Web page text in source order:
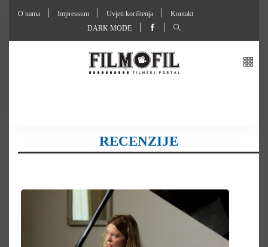
O nama Impressum Uvjeti korištenja
Kontakt
DARK MODE
RECENZIJE